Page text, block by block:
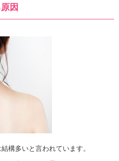
因
構多いと言われています。